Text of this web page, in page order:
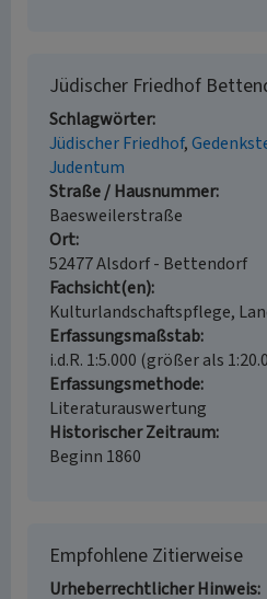
Jüdischer Friedhof
Schlagwörter
Jüdischer Friedhof
Judentum
Straße / Hausnummer
Baesweilerstraße
Ort
52477 Alsdorf - Bettendorf
Fachsicht(en)
Kulturlandschaftspflege,
Erfassungsmaßstab
i.d.R. 1:5.000 (größer als
Erfassungsmethode
Literaturauswertung
Historischer Zeitraum
Beginn 1860
Empfohlene Zitierweise
Urheberrechtlicher Hinweis